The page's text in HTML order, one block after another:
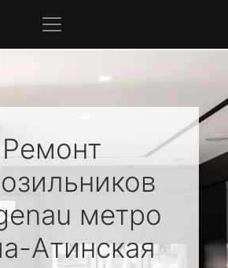
Ремонт
метро
Атинская